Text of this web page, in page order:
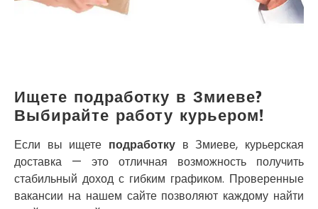
Ищете подработку в Змиеве?
Выбирайте работу курьером!
Если вы ищете подработку в Змиеве, курьерская
доставка — это отличная возможность получить
стабильный доход с гибким графиком. Проверенные
вакансии на нашем сайте позволяют каждому найти
Красноград
Кропивницкий
Крыховцы
Крюковщина
Крыжановка
Ладыжин
Лесники
Лиманка